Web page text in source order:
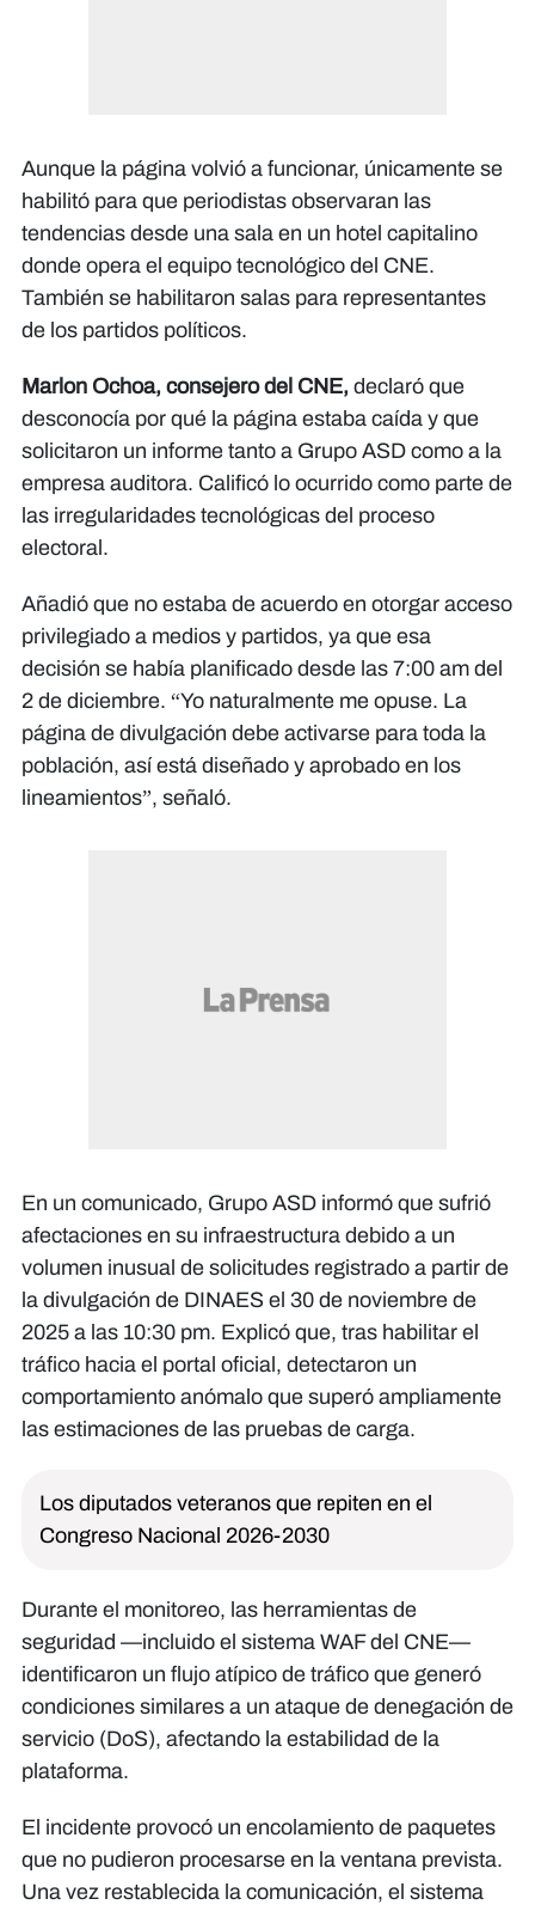
Aunque la página volvió a funcionar, únicamente se
habilitó para que periodistas observaran las
tendencias desde una sala en un hotel capitalino
donde opera el equipo tecnológico del CNE.
También se habilitaron salas para representantes
de los partidos políticos.
Marlon Ochoa, consejero del CNE, declaró que
desconocía por qué la página estaba caída y que
solicitaron un informe tanto a Grupo ASD como a la
empresa auditora. Calificó lo ocurrido como parte de
las irregularidades tecnológicas del proceso
electoral.
Añadió que no estaba de acuerdo en otorgar acceso
privilegiado a medios y partidos, ya que esa
decisión se había planificado desde las 7:00 am del
2 de diciembre. “Yo naturalmente me opuse. La
página de divulgación debe activarse para toda la
población, así está diseñado y aprobado en los
lineamientos”, señaló.
En un comunicado, Grupo ASD informó que sufrió
afectaciones en su infraestructura debido a un
volumen inusual de solicitudes registrado a partir de
la divulgación de DINAES el 30 de noviembre de
2025 a las 10:30 pm. Explicó que, tras habilitar el
tráfico hacia el portal oficial, detectaron un
comportamiento anómalo que superó ampliamente
las estimaciones de las pruebas de carga.
Los diputados veteranos que repiten en el
Congreso Nacional 2026-2030
Durante el monitoreo, las herramientas de
seguridad —incluido el sistema WAF del CNE—
identificaron un flujo atípico de tráfico que generó
condiciones similares a un ataque de denegación de
servicio (DoS), afectando la estabilidad de la
plataforma.
El incidente provocó un encolamiento de paquetes
que no pudieron procesarse en la ventana prevista.
Una vez restablecida la comunicación, el sistema